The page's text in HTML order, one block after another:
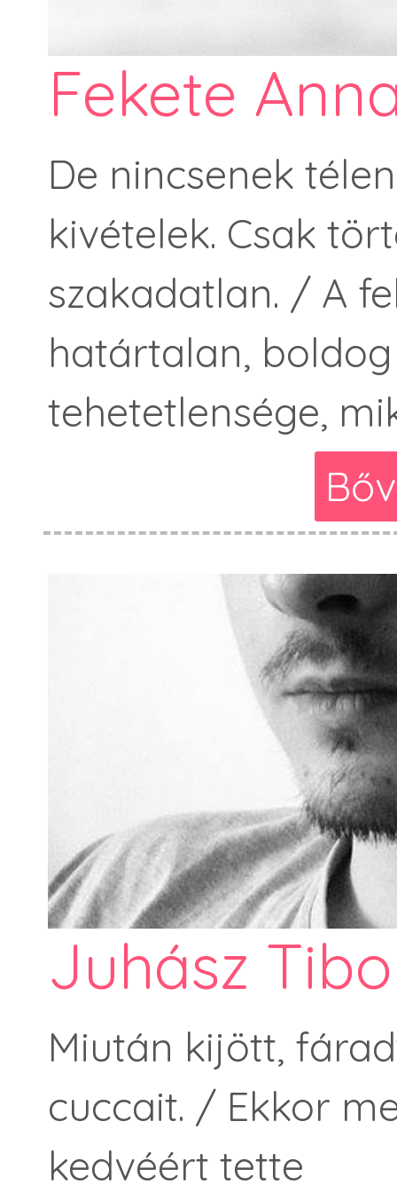
Fekete
De nincsenek
kivételek. Csak
szakadatlan. / A
határtalan,
tehetetlensége,
Juhász
Miután kijött,
cuccait. / Ekkor
kedvéért tette